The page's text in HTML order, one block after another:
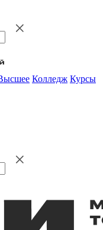
Колледж Курсы